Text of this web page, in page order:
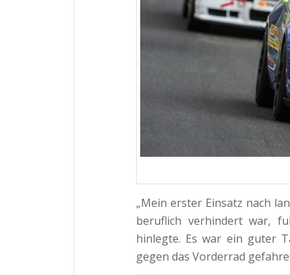
„Mein erster Einsatz nach
beruflich verhindert war,
hinlegte. Es war ein guter
gegen das Vorderrad